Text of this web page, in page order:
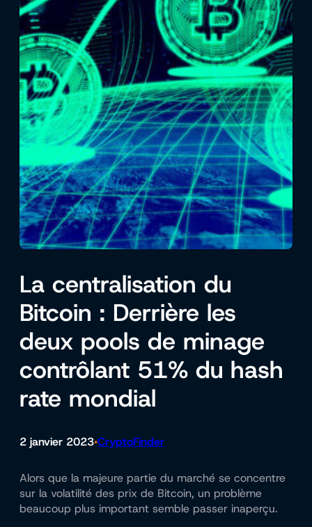
La centralisation du
Bitcoin : Derrière les
deux pools de minage
contrôlant 51% du hash
rate mondial
2 janvier 2023•CryptoFinder
Alors que la majeure partie du marché se concentre
sur la volatilité des prix de Bitcoin, un problème
beaucoup plus important semble passer inaperçu.